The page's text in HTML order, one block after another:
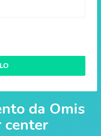
da Omis
center